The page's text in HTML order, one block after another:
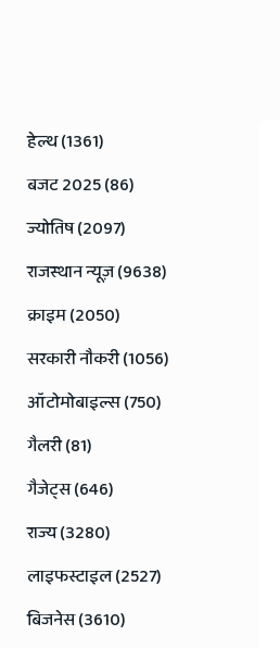
हेल्थ (1361)
बजट 2025 (86)
ज्योतिष (2097)
राजस्थान न्यूज़ (9638)
क्राइम (2050)
सरकारी नौकरी (1056)
ऑटोमोबाइल्स (750)
गैलरी (81)
गैजेट्स (646)
राज्य (3280)
लाइफस्टाइल (2527)
बिजनेस (3610)